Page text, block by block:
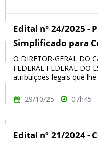
Edital n° 24/2025 -
Simplificado para
O DIRETOR-GERAL DO
FEDERAL FEDERAL DO
atribuições legais que
29/10/25 07h45
Edital nº 21/2024 -